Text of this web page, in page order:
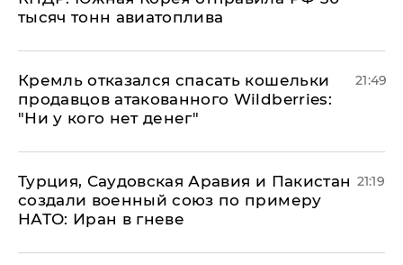
тысяч тонн авиатоплива
Кремль отказался спасать кошельки
продавцов атакованного Wildberries:
"Ни у кого нет денег"
21:49
Турция, Саудовская Аравия и Пакистан
создали военный союз по примеру
НАТО: Иран в гневе
21:19